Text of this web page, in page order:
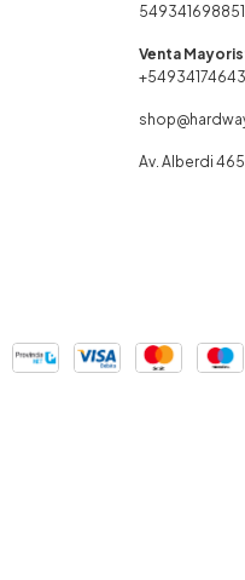
Av. Alberdi